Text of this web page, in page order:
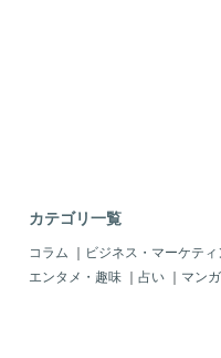
カテゴリ一覧
コラム ｜ ビジネス・マーケテ
エンタメ・趣味 ｜ 占い ｜ マンガ